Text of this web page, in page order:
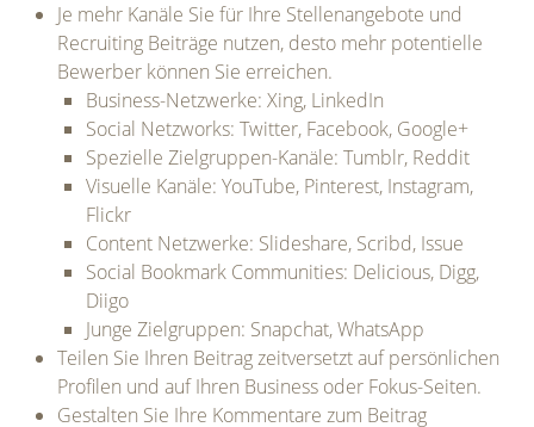
Je mehr Kanäle Sie für Ihre Stellenangebote und
Recruiting Beiträge nutzen, desto mehr potentielle
Bewerber können Sie erreichen.
Business-Netzwerke: Xing, LinkedIn
Social Netzworks: Twitter, Facebook, Google+
Spezielle Zielgruppen-Kanäle: Tumblr, Reddit
Visuelle Kanäle: YouTube, Pinterest, Instagram,
Flickr
Content Netzwerke: Slideshare, Scribd, Issue
Social Bookmark Communities: Delicious, Digg,
Diigo
Junge Zielgruppen: Snapchat, WhatsApp
Teilen Sie Ihren Beitrag zeitversetzt auf persönlichen
Profilen und auf Ihren Business oder Fokus-Seiten.
Gestalten Sie Ihre Kommentare zum Beitrag